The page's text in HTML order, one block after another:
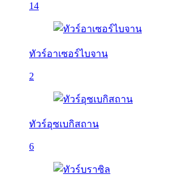
14
ทัวร์อาเซอร์ไบจาน
2
ทัวร์อุซเบกิสถาน
6